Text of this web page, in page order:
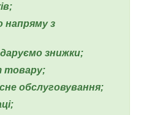
напряму з
знижки;
товару;
обслуговування;